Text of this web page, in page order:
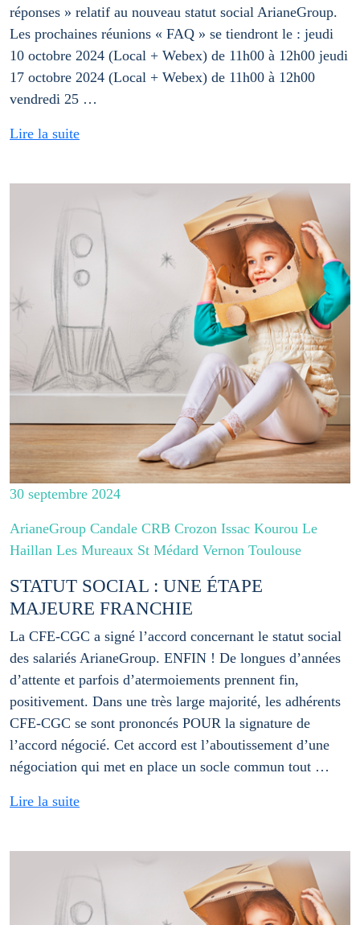
réponses » relatif au nouveau statut social ArianeGroup.
Les prochaines réunions « FAQ » se tiendront le : jeudi
10 octobre 2024 (Local + Webex) de 11h00 à 12h00 jeudi
17 octobre 2024 (Local + Webex) de 11h00 à 12h00
vendredi 25 …
Lire la suite
30 septembre 2024
ArianeGroup Candale CRB Crozon Issac Kourou Le
Haillan Les Mureaux St Médard Vernon Toulouse
STATUT SOCIAL : UNE ÉTAPE
MAJEURE FRANCHIE
La CFE-CGC a signé l’accord concernant le statut social
des salariés ArianeGroup. ENFIN ! De longues d’années
d’attente et parfois d’atermoiements prennent fin,
positivement. Dans une très large majorité, les adhérents
CFE-CGC se sont prononcés POUR la signature de
l’accord négocié. Cet accord est l’aboutissement d’une
négociation qui met en place un socle commun tout …
Lire la suite